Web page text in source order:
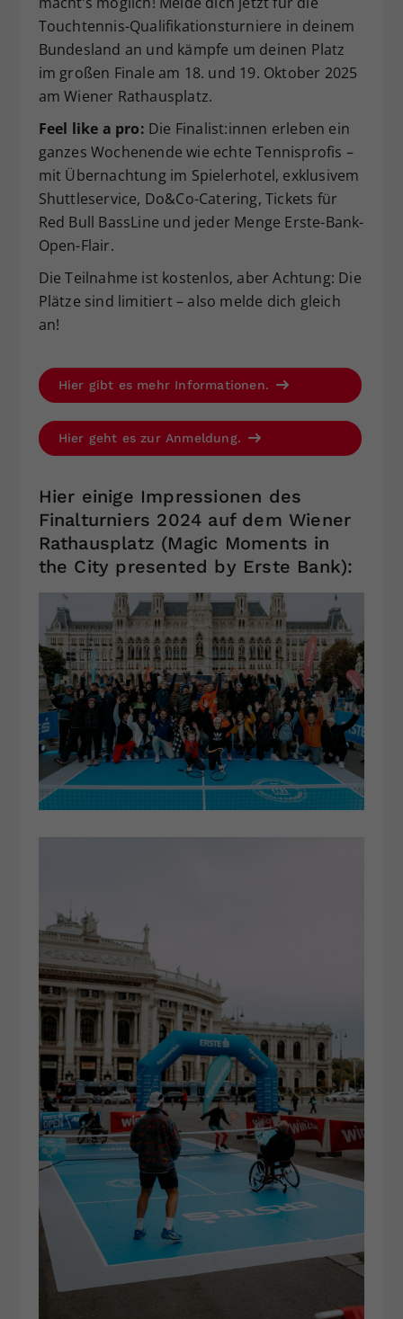
Touchtennis-Qualifikationsturniere in deinem
Bundesland an und kämpfe um deinen Platz
im großen Finale am 18. und 19. Oktober 2025
am Wiener Rathausplatz.
Feel like a pro: Die Finalist:innen erleben ein
ganzes Wochenende wie echte Tennisprofis –
mit Übernachtung im Spielerhotel, exklusivem
Shuttleservice, Do&Co-Catering, Tickets für
Red Bull BassLine und jeder Menge Erste-Bank-
Open-Flair.
Die Teilnahme ist kostenlos, aber Achtung: Die
Plätze sind limitiert – also melde dich gleich
an!
Hier gibt es mehr Informationen.
Hier geht es zur Anmeldung.
Hier einige Impressionen des
Finalturniers 2024 auf dem Wiener
Rathausplatz (Magic Moments in
the City presented by Erste Bank):
Zweck
Dieser Wert speichert Ihre Consent-
Einstellungen. Unter anderem eine
zufällig generierte ID, für die
historische Speicherung Ihrer
vorgenommen Einstellungen, falls der
Webseiten-Betreiber dies eingestellt